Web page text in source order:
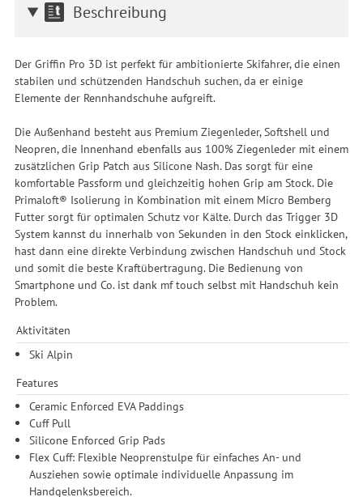
Beschreibung
Der Griffin Pro 3D ist perfekt für ambitionierte Skifahrer, die einen
stabilen und schützenden Handschuh suchen, da er einige
Elemente der Rennhandschuhe aufgreift.
Die Außenhand besteht aus Premium Ziegenleder, Softshell und
Neopren, die Innenhand ebenfalls aus 100% Ziegenleder mit einem
zusätzlichen Grip Patch aus Silicone Nash. Das sorgt für eine
komfortable Passform und gleichzeitig hohen Grip am Stock. Die
Primaloft® Isolierung in Kombination mit einem Micro Bemberg
Futter sorgt für optimalen Schutz vor Kälte. Durch das Trigger 3D
System kannst du innerhalb von Sekunden in den Stock einklicken,
hast dann eine direkte Verbindung zwischen Handschuh und Stock
und somit die beste Kraftübertragung. Die Bedienung von
Smartphone und Co. ist dank mf touch selbst mit Handschuh kein
Problem.
Aktivitäten
Ski Alpin
Features
Ceramic Enforced EVA Paddings
Cuff Pull
Silicone Enforced Grip Pads
Flex Cuff: Flexible Neoprenstulpe für einfaches An- und
Ausziehen sowie optimale individuelle Anpassung im
Handgelenksbereich.